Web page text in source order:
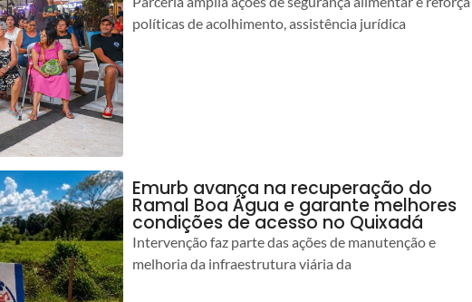
políticas de acolhimento, assistência jurídica
Emurb avança na recuperação do
Ramal Boa Água e garante melhores
condições de acesso no Quixadá
Intervenção faz parte das ações de manutenção e
melhoria da infraestrutura viária da